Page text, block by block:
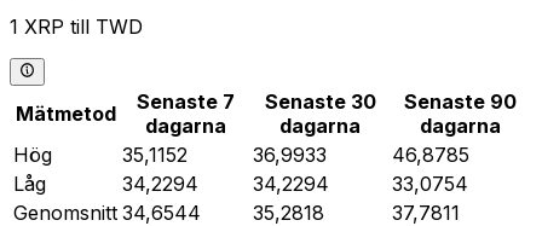
1 XRP till TWD
Mätmetod
Senaste 7
dagarna
Senaste 30
dagarna
Senaste 90
dagarna
Hög
35,1152 36,9933
46,8785
Låg
34,2294 34,2294
33,0754
Genomsnitt 34,6544 35,2818
37,7811